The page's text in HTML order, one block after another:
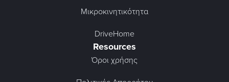
Μικροκινητικότητα
DriveHome
Resources
Όροι χρήσης